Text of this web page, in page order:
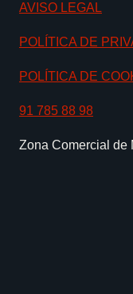
AVISO LEGAL
POLÍTICA DE
POLÍTICA DE
91 785 88 98
Zona Comercial de